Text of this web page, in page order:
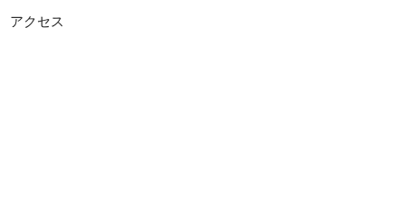
アクセス